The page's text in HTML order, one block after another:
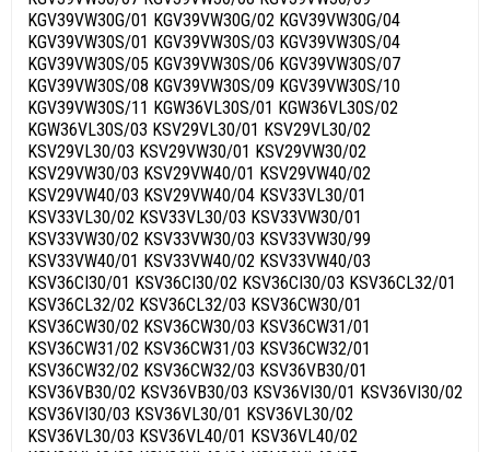
KGV39VW30G/01 KGV39VW30G/02 KGV39VW30G/04
KGV39VW30S/01 KGV39VW30S/03 KGV39VW30S/04
KGV39VW30S/05 KGV39VW30S/06 KGV39VW30S/07
KGV39VW30S/08 KGV39VW30S/09 KGV39VW30S/10
KGV39VW30S/11 KGW36VL30S/01 KGW36VL30S/02
KGW36VL30S/03 KSV29VL30/01 KSV29VL30/02
KSV29VL30/03 KSV29VW30/01 KSV29VW30/02
KSV29VW30/03 KSV29VW40/01 KSV29VW40/02
KSV29VW40/03 KSV29VW40/04 KSV33VL30/01
KSV33VL30/02 KSV33VL30/03 KSV33VW30/01
KSV33VW30/02 KSV33VW30/03 KSV33VW30/99
KSV33VW40/01 KSV33VW40/02 KSV33VW40/03
KSV36CI30/01 KSV36CI30/02 KSV36CI30/03 KSV36CL32/01
KSV36CL32/02 KSV36CL32/03 KSV36CW30/01
KSV36CW30/02 KSV36CW30/03 KSV36CW31/01
KSV36CW31/02 KSV36CW31/03 KSV36CW32/01
KSV36CW32/02 KSV36CW32/03 KSV36VB30/01
KSV36VB30/02 KSV36VB30/03 KSV36VI30/01 KSV36VI30/02
KSV36VI30/03 KSV36VL30/01 KSV36VL30/02
KSV36VL30/03 KSV36VL40/01 KSV36VL40/02